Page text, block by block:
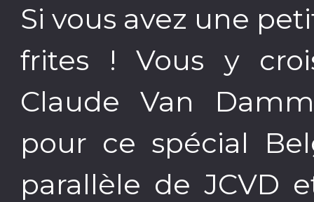
Si vous avez une
frites ! Vous y
Claude Van
pour ce spécial
parallèle de JCVD